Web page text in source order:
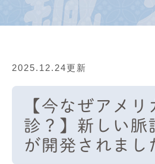
2025.12.24更新
【今なぜアメリ
診？】新しい脈
が開発されまし